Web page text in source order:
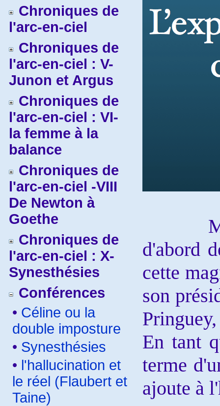
Chroniques de
l'arc-en-ciel
Chroniques de
l'arc-en-ciel : V-
Junon et Argus
Chroniques de
l'arc-en-ciel : VI-
la femme à la
balance
Chroniques de
l'arc-en-ciel -VIII
De Newton à
Goethe
Chroniques de
l'arc-en-ciel : X-
Synesthésies
Conférences
• Céline ou la
double imposture
• Synesthésies
• l'hallucination et
le réel (Flaubert et
Taine)
Mes
d'abord
cette
son
En tant
terme
ajoute à